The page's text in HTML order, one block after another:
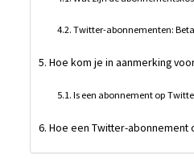
Twitter-abonnementen:
Hoe kom je in aanmerking
Is een abonnement op
Hoe een Twitter-abonnement